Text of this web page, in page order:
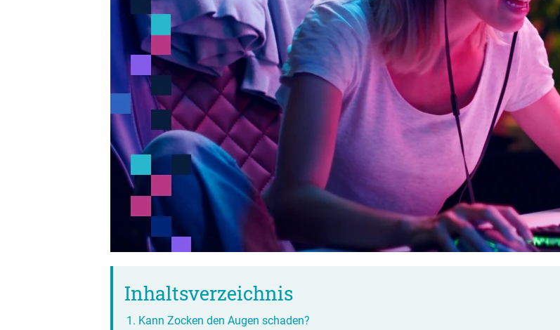
Inhaltsverzeichnis
Kann Zocken den Augen schaden?